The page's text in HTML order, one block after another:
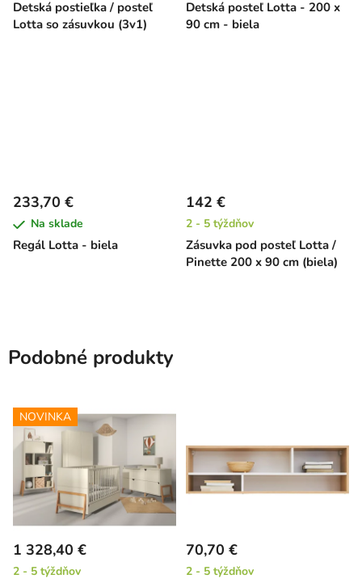
Detská postieľka / posteľ
Lotta so zásuvkou (3v1)
Detská posteľ Lotta - 200 x
90 cm - biela
Regál Lotta - biela
233,70 €
Na sklade
Zásuvka pod posteľ Lotta /
Pinette 200 x 90 cm (biela)
142 €
2 - 5 týždňov
Podobné produkty
NOVINKA
1 328,40 €
2 - 5 týždňov
70,70 €
2 - 5 týždňov